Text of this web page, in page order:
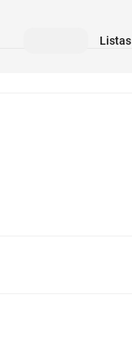
Listas